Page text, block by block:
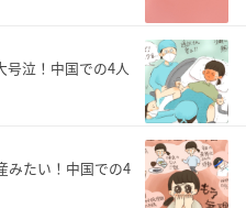
号泣！中国での4人
みたい！中国での4